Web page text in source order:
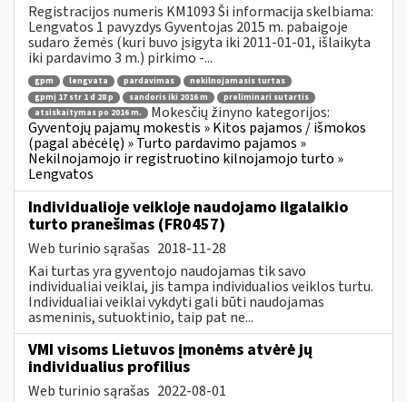
Registracijos numeris KM1093 Ši informacija skelbiama:
Lengvatos 1 pavyzdys Gyventojas 2015 m. pabaigoje
sudaro žemės (kuri buvo įsigyta iki 2011-01-01, išlaikyta
iki pardavimo 3 m.) pirkimo -...
gpm lengvata pardavimas
nekilnojamasis turtas
gpmį 17 str 1 d 28 p
sandoris iki 2016 m
preliminari sutartis
atsiskaitymas po 2016 m.
Mokesčių žinyno kategorijos:
Gyventojų pajamų mokestis » Kitos pajamos / išmokos
(pagal abėcėlę) » Turto pardavimo pajamos »
Nekilnojamojo ir registruotino kilnojamojo turto »
Lengvatos
Individualioje veikloje naudojamo ilgalaikio
turto pranešimas (FR0457)
Web turinio sąrašas 2018-11-28
Kai turtas yra gyventojo naudojamas tik savo
individualiai veiklai, jis tampa individualios veiklos turtu.
Individualiai veiklai vykdyti gali būti naudojamas
asmeninis, sutuoktinio, taip pat ne...
VMI visoms Lietuvos įmonėms atvėrė jų
individualius profilius
Web turinio sąrašas 2022-08-01